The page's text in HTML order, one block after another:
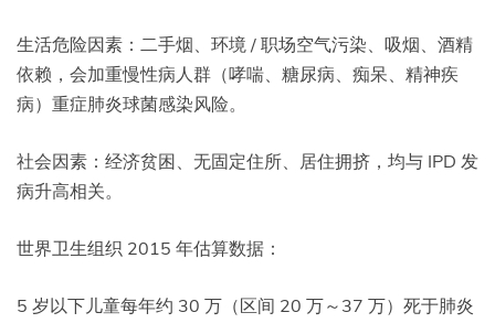
生活危险因素：二手烟、环境 / 职场空气污染、吸烟、酒精
依赖，会加重慢性病人群（哮喘、糖尿病、痴呆、精神疾
病）重症肺炎球菌感染风险。
社会因素：经济贫困、无固定住所、居住拥挤，均与 IPD 发
病升高相关。
世界卫生组织 2015 年估算数据：
5 岁以下儿童每年约 30 万（区间 20 万～37 万）死于肺炎